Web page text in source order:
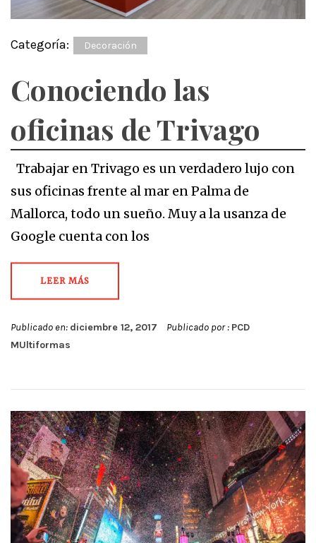
Categoría: Decoración
Conociendo las
oficinas de Trivago
Trabajar en Trivago es un verdadero lujo con
sus oficinas frente al mar en Palma de
Mallorca, todo un sueño. Muy a la usanza de
Google cuenta con los
LEER MÁS
Publicado en: diciembre 12, 2017 Publicado por : PCD
MUltiformas